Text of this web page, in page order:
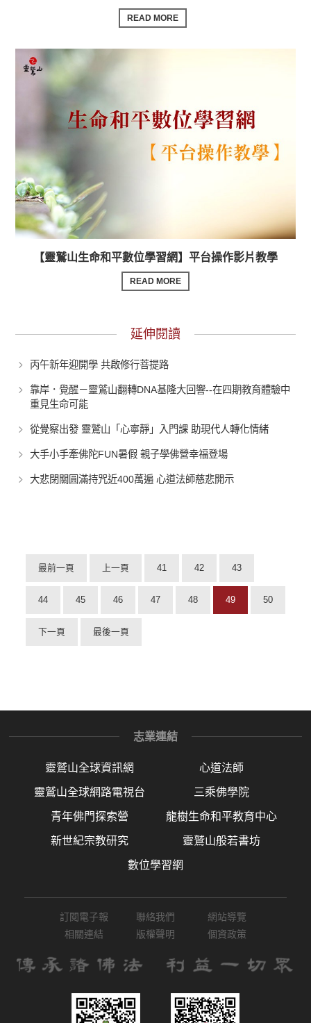
READ MORE
【靈鷲山生命和平數位學習網】平台操作影片教學
READ MORE
延伸閱讀
丙午新年迎開學 共啟修行菩提路
靠岸．覺醒－靈鷲山翻轉DNA基隆大回響--在四期教育體驗中
重見生命可能
從覺察出發 靈鷲山「心寧靜」入門課 助現代人轉化情緒
大手小手牽佛陀FUN暑假 親子學佛營幸福登場
大悲閉關圓滿持咒近400萬遍 心道法師慈悲開示
最前一頁 上一頁 41 42 43
44 45 46 47 48 49 50
下一頁 最後一頁
志業連結
靈鷲山全球資訊網 心道法師
靈鷲山全球網路電視台 三乘佛學院
青年佛門探索營 龍樹生命和平教育中心
新世紀宗教研究 靈鷲山般若書坊
數位學習網
訂閱電子報 聯絡我們
網站導覽
相關連結
版權聲明 個資政策